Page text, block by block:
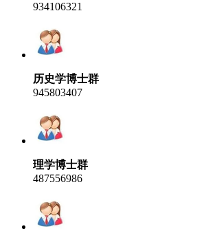
934106321
历史学博士群
945803407
理学博士群
487556986